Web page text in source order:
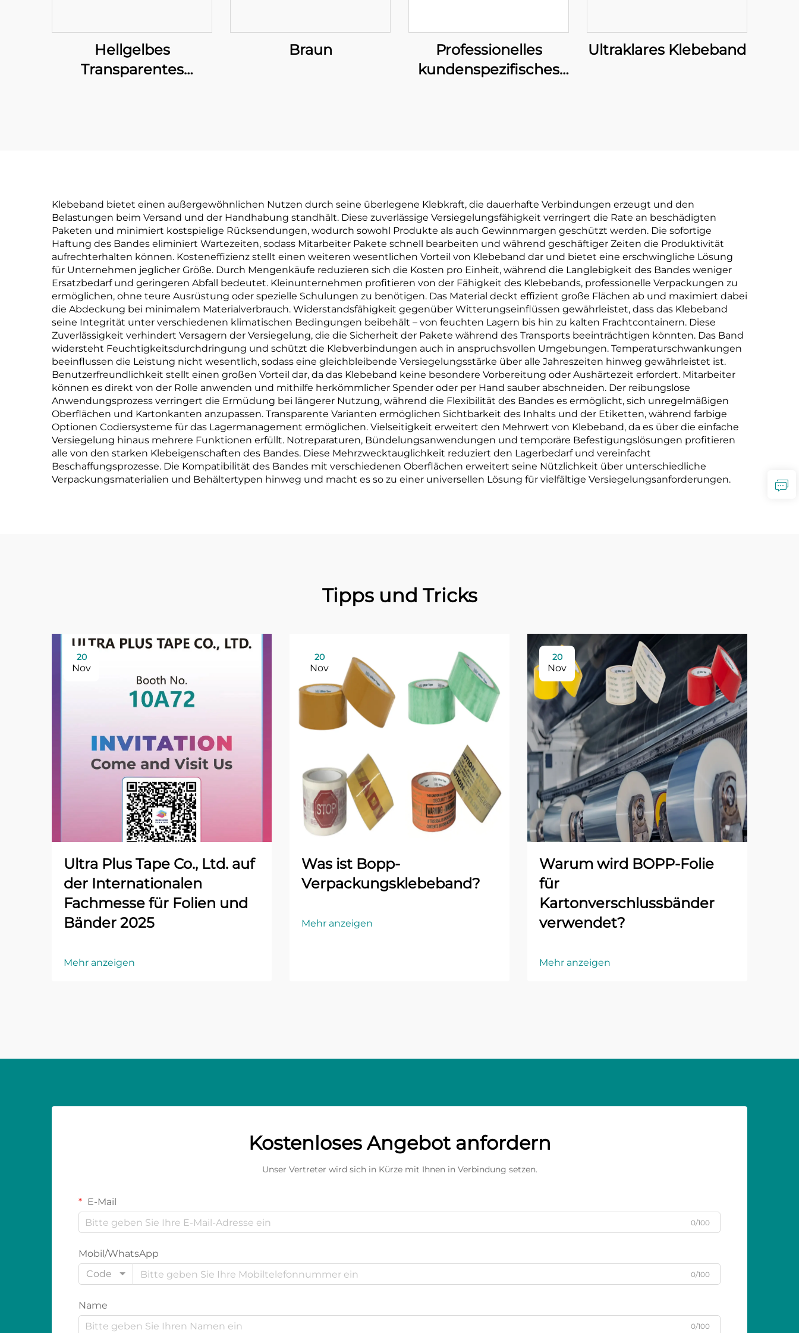
Hellgelbes
Transparentes
Braun
Professionelles
kundenspezifisches
Ultraklares Klebeband
Klebeband bietet einen außergewöhnlichen Nutzen durch seine überlegene Klebkraft, die dauerhafte Verbindungen erzeugt und den
Belastungen beim Versand und der Handhabung standhält. Diese zuverlässige Versiegelungsfähigkeit verringert die Rate an beschädigten
Paketen und minimiert kostspielige Rücksendungen, wodurch sowohl Produkte als auch Gewinnmargen geschützt werden. Die sofortige
Haftung des Bandes eliminiert Wartezeiten, sodass Mitarbeiter Pakete schnell bearbeiten und während geschäftiger Zeiten die Produktivität
aufrechterhalten können. Kosteneffizienz stellt einen weiteren wesentlichen Vorteil von Klebeband dar und bietet eine erschwingliche Lösung
für Unternehmen jeglicher Größe. Durch Mengenkäufe reduzieren sich die Kosten pro Einheit, während die Langlebigkeit des Bandes weniger
Ersatzbedarf und geringeren Abfall bedeutet. Kleinunternehmen profitieren von der Fähigkeit des Klebebands, professionelle Verpackungen zu
ermöglichen, ohne teure Ausrüstung oder spezielle Schulungen zu benötigen. Das Material deckt effizient große Flächen ab und maximiert dabei
die Abdeckung bei minimalem Materialverbrauch. Widerstandsfähigkeit gegenüber Witterungseinflüssen gewährleistet, dass das Klebeband
seine Integrität unter verschiedenen klimatischen Bedingungen beibehält – von feuchten Lagern bis hin zu kalten Frachtcontainern. Diese
Zuverlässigkeit verhindert Versagern der Versiegelung, die die Sicherheit der Pakete während des Transports beeinträchtigen könnten. Das Band
widersteht Feuchtigkeitsdurchdringung und schützt die Klebverbindungen auch in anspruchsvollen Umgebungen. Temperaturschwankungen
beeinflussen die Leistung nicht wesentlich, sodass eine gleichbleibende Versiegelungsstärke über alle Jahreszeiten hinweg gewährleistet ist.
Benutzerfreundlichkeit stellt einen großen Vorteil dar, da das Klebeband keine besondere Vorbereitung oder Aushärtezeit erfordert. Mitarbeiter
können es direkt von der Rolle anwenden und mithilfe herkömmlicher Spender oder per Hand sauber abschneiden. Der reibungslose
Anwendungsprozess verringert die Ermüdung bei längerer Nutzung, während die Flexibilität des Bandes es ermöglicht, sich unregelmäßigen
Oberflächen und Kartonkanten anzupassen. Transparente Varianten ermöglichen Sichtbarkeit des Inhalts und der Etiketten, während farbige
Optionen Codiersysteme für das Lagermanagement ermöglichen. Vielseitigkeit erweitert den Mehrwert von Klebeband, da es über die einfache
Versiegelung hinaus mehrere Funktionen erfüllt. Notreparaturen, Bündelungsanwendungen und temporäre Befestigungslösungen profitieren
alle von den starken Klebeigenschaften des Bandes. Diese Mehrzwecktauglichkeit reduziert den Lagerbedarf und vereinfacht
Beschaffungsprozesse. Die Kompatibilität des Bandes mit verschiedenen Oberflächen erweitert seine Nützlichkeit über unterschiedliche
Verpackungsmaterialien und Behältertypen hinweg und macht es so zu einer universellen Lösung für vielfältige Versiegelungsanforderungen.
Tipps und Tricks
20
Nov
Ultra Plus Tape Co., Ltd. auf
der Internationalen
Fachmesse für Folien und
Bänder 2025
Mehr anzeigen
20
Nov
Was ist Bopp-
Verpackungsklebeband?
Mehr anzeigen
20
Nov
Warum wird BOPP-Folie
für
Kartonverschlussbänder
verwendet?
Mehr anzeigen
Kostenloses Angebot anfordern
Unser Vertreter wird sich in Kürze mit Ihnen in Verbindung setzen.
E-Mail
0/100
Mobil/WhatsApp
Code
0/100
Name
0/100